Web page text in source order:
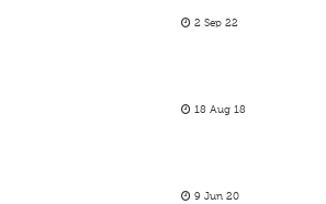
2 Sep 22
18 Aug 18
9 Jun 20